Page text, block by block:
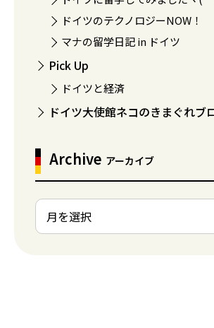
ドイツのテクノロジーNOW！
マナの留学日記 in ドイツ
Pick Up
ドイツと経済
ドイツ大使館ネコのきまぐれブ
Archive アーカイブ